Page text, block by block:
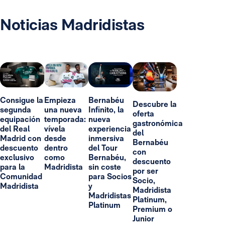
Noticias Madridistas
Consigue la
segunda
equipación
del Real
Madrid con
descuento
exclusivo
para la
Comunidad
Madridista
Empieza
una nueva
temporada:
vívela
desde
dentro
como
Madridista
Bernabéu
Infinito, la
nueva
experiencia
inmersiva
del Tour
Bernabéu,
sin coste
para Socios
y
Madridistas
Platinum
Descubre la
oferta
gastronómica
del
Bernabéu
con
descuento
por ser
Socio,
Madridista
Platinum,
Premium o
Junior